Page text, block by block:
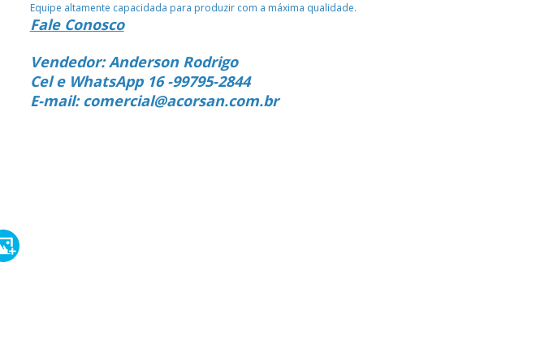
Equipe altamente capacidada para produzir com a máxima qualidade.
Fale Conosco
Vendedor: Anderson Rodrigo
Cel e WhatsApp 16 -99795-2844
E-mail: comercial@acorsan.com.br